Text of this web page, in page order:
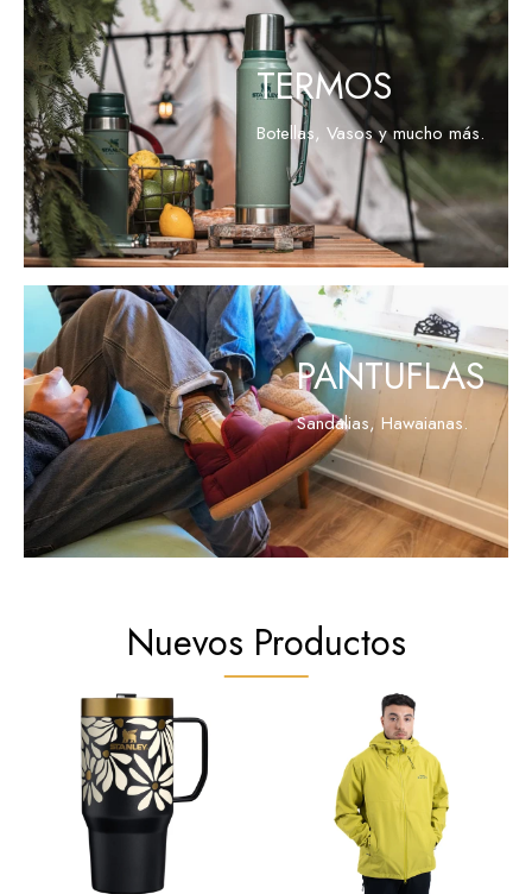
TERMOS
Botellas, Vasos y mucho más.
VER PRODUCTOS
PANTUFLAS
Sandalias, Hawaianas.
VER PRODUCTOS
Nuevos Productos